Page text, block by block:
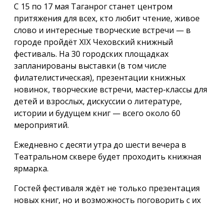
С 15 по 17 мая Таганрог станет центром
притяжения для всех, кто любит чтение, живое
слово и интересные творческие встречи — в
городе пройдёт XIX Чеховский книжный
фестиваль. На 30 городских площадках
запланированы выставки (в том числе
филателистическая), презентации книжных
новинок, творческие встречи, мастер‑классы для
детей и взрослых, дискуссии о литературе,
истории и будущем книг — всего около 60
мероприятий.
Ежедневно с десяти утра до шести вечера в
Театральном сквере будет проходить книжная
ярмарка.
Гостей фестиваля ждёт не только презентация
новых книг, но и возможность поговорить с их